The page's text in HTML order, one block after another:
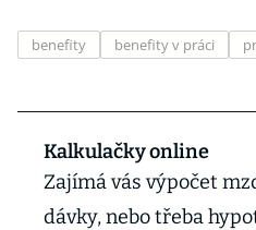
benefity benefity v práci
Kalkulačky online
Zajímá vás výpočet
dávky, nebo třeba